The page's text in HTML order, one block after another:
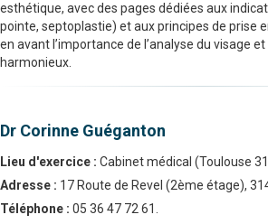
esthétique, avec des pages dédiées aux
pointe, septoplastie) et aux principes de prise
en avant l’importance de l’analyse du visage
harmonieux.
Dr Corinne Guéganton
Lieu d'exercice : Cabinet médical (Toulouse
Adresse : 17 Route de Revel (2ème étage),
Téléphone : 05 36 47 72 61.